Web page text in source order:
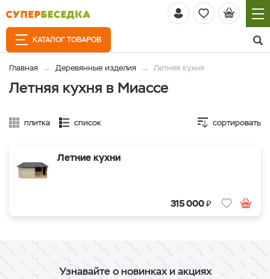
КАТАЛОГ ТОВАРОВ
Главная Деревянные изделия Летняя кухня
Летняя кухня в Миассе
плитка список сортировать
Летние кухни
315 000₽
Узнавайте о новинках и акциях